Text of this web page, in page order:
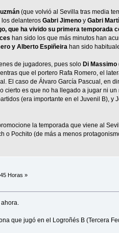
(que volvió al Sevilla tras media
los delanteros Gabri Jimenoy Gabri
que ha vivido su primera temporada
han sido los que más minutos han
y Alberto Espiñeirahan sido
de jugadores, pues solo Di Massimo
que el portero Rafa Romero, el
El caso de Álvaro García Pascual, en
cierto es que no ha llegado a jugar ni
(era importante en el Juvenil B), y
la temporada que viene al
o Pochito (de más a menos
Horas »
que jugó en el Logroñés B (Tercera